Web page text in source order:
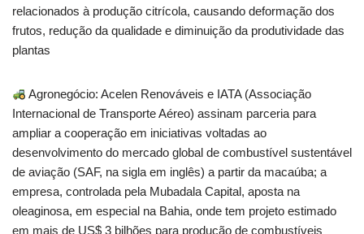
relacionados à produção citrícola, causando deformação dos
frutos, redução da qualidade e diminuição da produtividade das
plantas
Agronegócio: Acelen Renováveis e IATA (Associação
Internacional de Transporte Aéreo) assinam parceria para
ampliar a cooperação em iniciativas voltadas ao
desenvolvimento do mercado global de combustível sustentável
de aviação (SAF, na sigla em inglês) a partir da macaúba; a
empresa, controlada pela Mubadala Capital, aposta na
oleaginosa, em especial na Bahia, onde tem projeto estimado
em mais de US$ 3 bilhões para produção de combustíveis